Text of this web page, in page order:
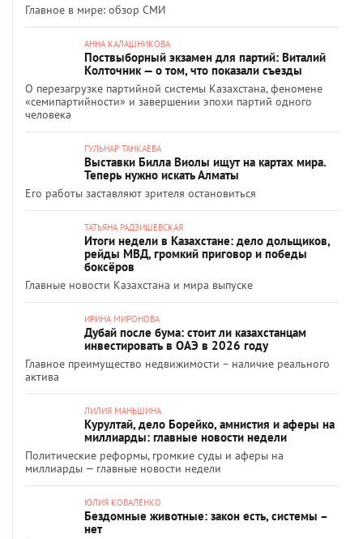
Главное в мире: обзор СМИ
АННА КАЛАШНИКОВА
Поствыборный экзамен для партий: Виталий
Колточник — о том, что показали съезды
О перезагрузке партийной системы Казахстана, феномене
«семипартийности» и завершении эпохи партий одного
человека
ГУЛЬНАР ТАНКАЕВА
Выставки Билла Виолы ищут на картах мира.
Теперь нужно искать Алматы
Его работы заставляют зрителя остановиться
ТАТЬЯНА РАДЗИШЕВСКАЯ
Итоги недели в Казахстане: дело дольщиков,
рейды МВД, громкий приговор и победы
боксёров
Главные новости Казахстана и мира выпуске
ИРИНА МИРОНОВА
Дубай после бума: стоит ли казахстанцам
инвестировать в ОАЭ в 2026 году
Главное преимущество недвижимости – наличие реального
актива
ЛИЛИЯ МАНЬШИНА
Курултай, дело Борейко, амнистия и аферы на
миллиарды: главные новости недели
Политические реформы, громкие суды и аферы на
миллиарды — главные новости недели
ЮЛИЯ КОВАЛЕНКО
Бездомные животные: закон есть, системы –
нет